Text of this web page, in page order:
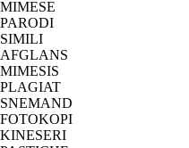
MIMESE
PARODI
SIMILI
AFGLANS
MIMESIS
PLAGIAT
SNEMAND
FOTOKOPI
KINESERI